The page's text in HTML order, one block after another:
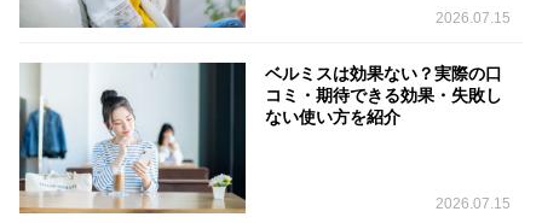
2026.07.15
ベルミスは効果ない？実際の口
コミ・期待できる効果・失敗し
ない使い方を紹介
2026.07.15